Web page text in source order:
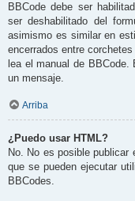
BBCode debe ser
ser deshabilitado del
asimismo es similar en
encerrados entre
lea el manual de
un mensaje.
Arriba
¿Puedo usar HTML?
No. No es posible
que se pueden ejecutar
BBCodes.